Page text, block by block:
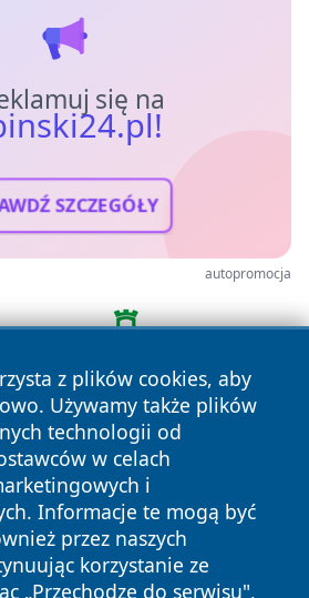
się na
SZCZEGÓŁY
autopromocja
z plików cookies, aby
Używamy także plików
technologii od
w celach
i
Informacje te mogą być
przez naszych
korzystanie ze
„Przechodzę do serwisu",
Wszystkie prawa zastrzeżone.